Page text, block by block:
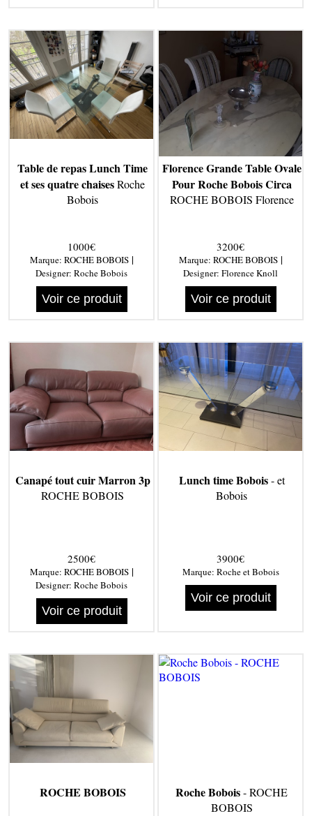
Table de repas Lunch Time
et ses quatre chaisesRoche
Bobois
1000€
Marque: ROCHE BOBOIS|
Designer: Roche Bobois
Voir ce produit
Florence Grande Table Ovale
Pour Roche Bobois Circa
ROCHE BOBOIS Florence
3200€
Marque: ROCHE BOBOIS|
Designer: Florence Knoll
Voir ce produit
Canapé tout cuir Marron 3p
ROCHE BOBOIS
2500€
Marque: ROCHE BOBOIS|
Designer: Roche Bobois
Voir ce produit
Lunch time Bobois- et
Bobois
3900€
Marque: Roche et Bobois
Voir ce produit
ROCHE BOBOIS Roche Bobois- ROCHE
BOBOIS